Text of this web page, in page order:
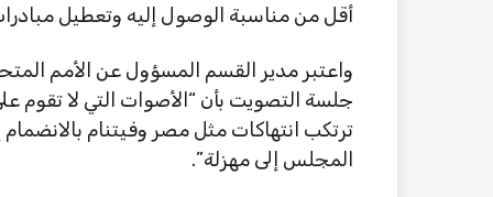
أقل من مناسبة الوصول إليه وتعطيل
واعتبر مدير القسم المسؤول عن الأمم
جلسة التصويت بأن “الأصوات التي لا تقوم
ترتكب انتهاكات مثل مصر وفيتنام
المجلس إلى مهزلة”.